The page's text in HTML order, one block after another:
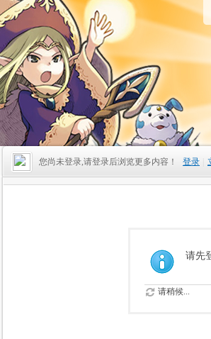
您尚未登录,请登录后浏览更多内容！ 登录
请先
请稍候...